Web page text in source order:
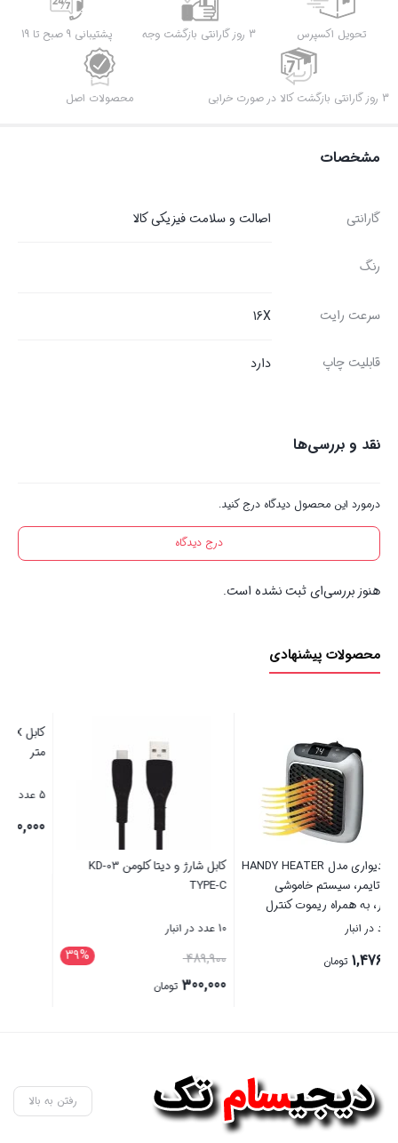
تحویل اکسپرس 3 روز گارانتی بازگشت وجه پشتیبانی 9 صبح تا 19
3 روز گارانتی بازگشت کالا در صورت خرابی محصولات اصل
مشخصات
گارانتی اصالت و سلامت فیزیکی کالا
رنگ
سرعت رایت 16X
قابلیت چاپ دارد
نقد و بررسی‌ها
درمورد این محصول دیدگاه درج کنید.
درج دیدگاه
هنوز بررسی‌ای ثبت نشده است.
محصولات پیشنهادی
کابل شارژ و دیتا کلومن KD-03
39%
متر
5 عدد در انبار
320,000
بستن
5 عدد در انبار
تومان
رفتن به بالا